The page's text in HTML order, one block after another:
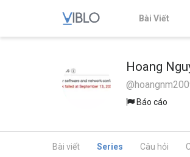
Bài Viết
Hoang
Báo cáo
Bài viết Series Câu hỏi